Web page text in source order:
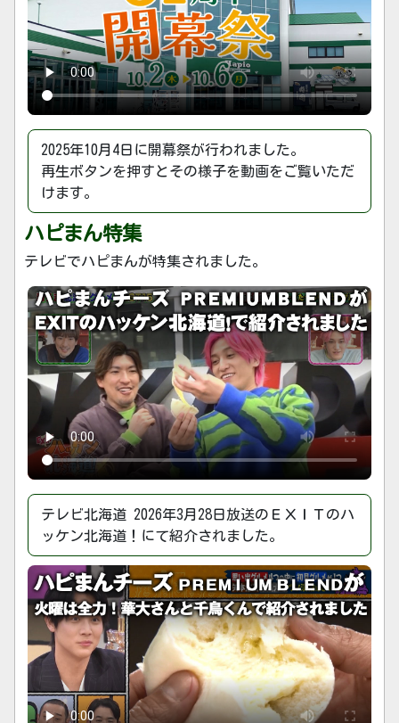
2025年10月4日に開幕祭が行われました。
再生ボタンを押すとその様子を動画をご覧いただ
けます。
ハピまん特集
テレビでハピまんが特集されました。
テレビ北海道 2026年3月28日放送のＥＸＩＴのハ
ッケン北海道！にて紹介されました。